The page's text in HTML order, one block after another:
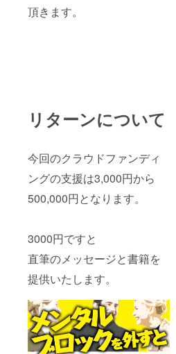
頂きます。
リターンについて
今回のクラウドファンディ
ングの支援は3,000円から
500,000円となります。
3000円ですと
直筆のメッセージと書籍を
提供いたします。